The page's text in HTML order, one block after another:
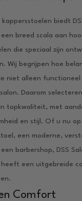
biedt
breed scala aan
die speciaal zijn
Wij begrijpen hoe
niet alleen functioneel
Daarom
topkwaliteit, met
en stijl. Of u nu
een moderne,
barbershop, DSS
heeft een uitgebreide
Comfort